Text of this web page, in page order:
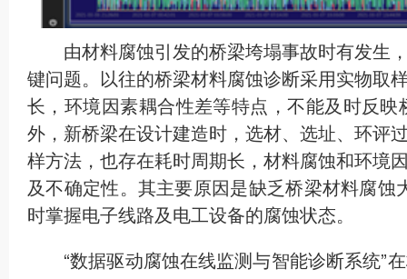
由材料腐蚀引发的桥梁垮塌事故时有发生
键问题。以往的桥梁材料腐蚀诊断采用实物取
长，环境因素耦合性差等特点，不能及时反
外，新桥梁在设计建造时，选材、选址、环评
样方法，也存在耗时周期长，材料腐蚀和环境
及不确定性。其主要原因是缺乏桥梁材料腐
时掌握电子线路及电工设备的腐蚀状态。
“数据驱动腐蚀在线监测与智能诊断系统”